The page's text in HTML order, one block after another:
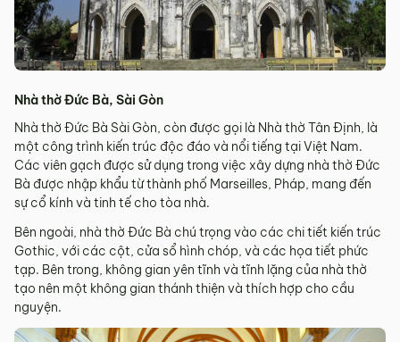
Nhà thờ Đức Bà, Sài Gòn
Nhà thờ Đức Bà Sài Gòn, còn được gọi là Nhà thờ Tân Định, là
một công trình kiến trúc độc đáo và nổi tiếng tại Việt Nam.
Các viên gạch được sử dụng trong việc xây dựng nhà thờ Đức
Bà được nhập khẩu từ thành phố Marseilles, Pháp, mang đến
sự cổ kính và tinh tế cho tòa nhà.
Bên ngoài, nhà thờ Đức Bà chú trọng vào các chi tiết kiến trúc
Gothic, với các cột, cửa sổ hình chóp, và các họa tiết phức
tạp. Bên trong, không gian yên tĩnh và tĩnh lặng của nhà thờ
tạo nên một không gian thánh thiện và thích hợp cho cầu
nguyện.